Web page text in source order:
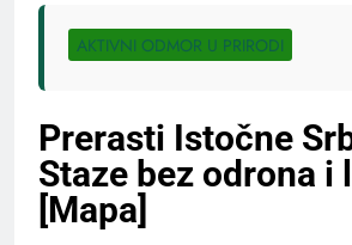
AKTIVNI ODMOR U PRIRODI
Prerasti Istočne
Staze bez odrona i
[Mapa]